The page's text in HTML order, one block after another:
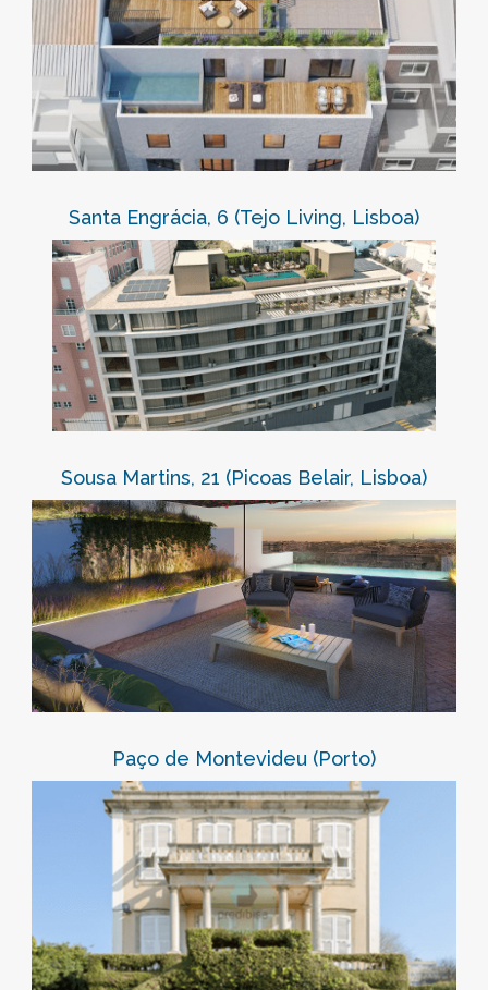
Santa Engrácia, 6 (Tejo Living, Lisboa)
Sousa Martins, 21 (Picoas Belair, Lisboa)
Paço de Montevideu (Porto)